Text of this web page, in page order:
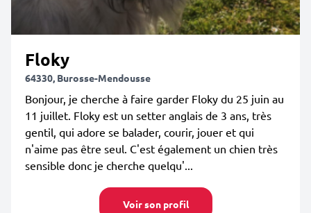
Floky
64330, Burosse-Mendousse
Bonjour, je cherche à faire garder Floky du 25 juin au
11 juillet. Floky est un setter anglais de 3 ans, très
gentil, qui adore se balader, courir, jouer et qui
n'aime pas être seul. C'est également un chien très
sensible donc je cherche quelqu'...
Voir son profil